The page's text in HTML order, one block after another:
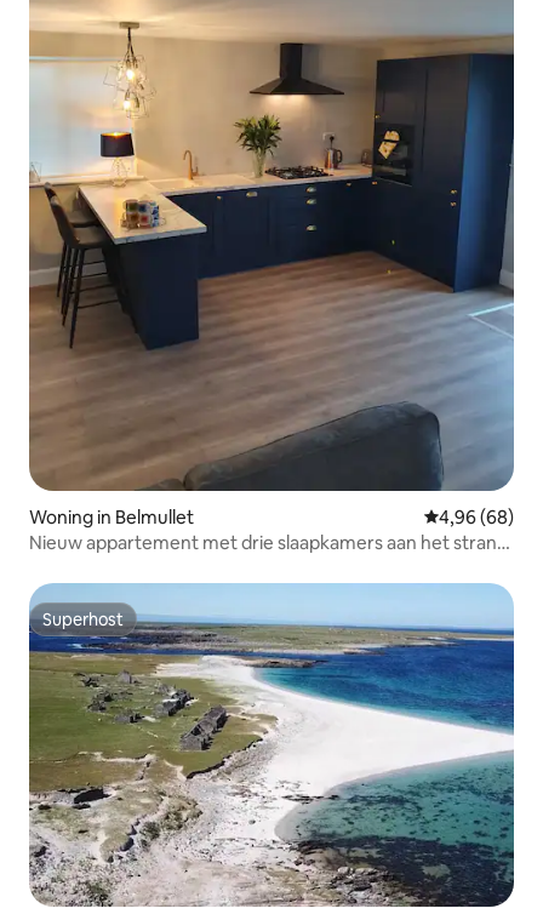
Woning in Belmullet Gemiddelde
4,96 (68)
Nieuw appartement met drie slaapkamers aan het strand
Superhost
Superhost